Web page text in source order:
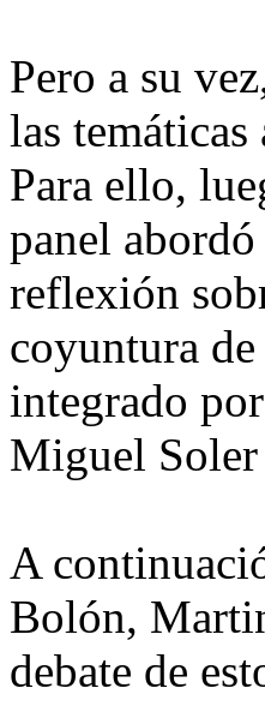
Pero a su
las
Para ello,
panel
reflexión
coyuntura
integrado
Miguel Soler
A
Bolón,
debate de